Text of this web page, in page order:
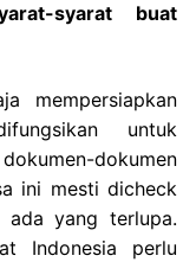
syarat buat
mempersiapkan
untuk
dokumen
ini mesti dicheck
ada yang terlupa.
Indonesia perlu